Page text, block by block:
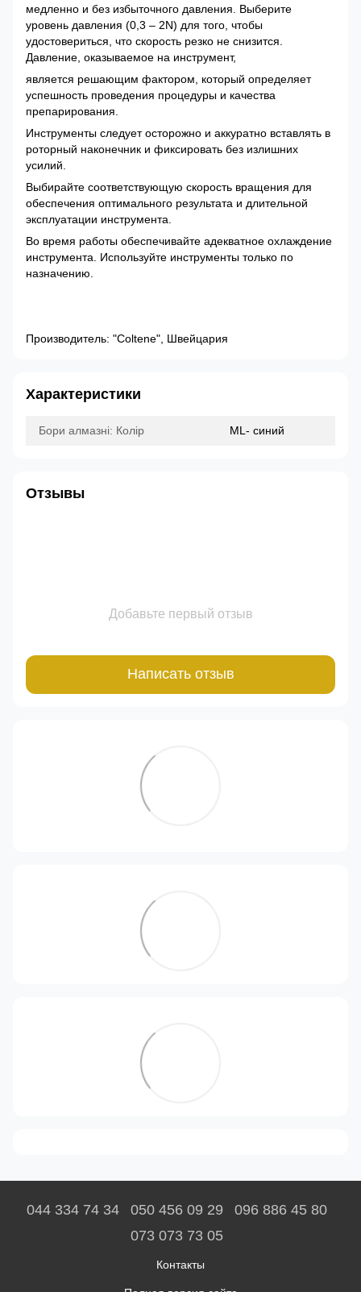
медленно и без избыточного давления. Выберите
уровень давления (0,3 – 2N) для того, чтобы
удостовериться, что скорость резко не снизится.
Давление, оказываемое на инструмент,
является решающим фактором, который определяет
успешность проведения процедуры и качества
препарирования.
Инструменты следует осторожно и аккуратно вставлять в
роторный наконечник и фиксировать без излишних
усилий.
Выбирайте соответствующую скорость вращения для
обеспечения оптимального результата и длительной
эксплуатации инструмента.
Во время работы обеспечивайте адекватное охлаждение
инструмента. Используйте инструменты только по
назначению.
Производитель: "Coltene", Швейцария
Характеристики
Бори алмазні: Колір ML- синий
Отзывы
Добавьте первый отзыв
Написать отзыв
044 334 74 34 050 456 09 29
096 886 45 80
073 073 73 05
Контакты